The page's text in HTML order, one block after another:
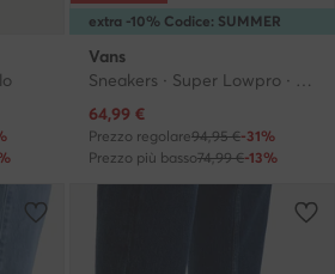
extra -10% Codice: SUMMER
Vans
Sneakers · Super Lowpro · Nero
Prezzo attuale
64,99 €
Prezzo regolare94,95 €-31%
Prezzo più basso74,99 €-13%